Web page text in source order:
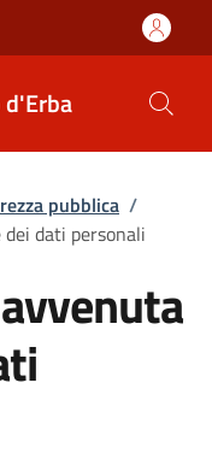
pubblica /
dati personali